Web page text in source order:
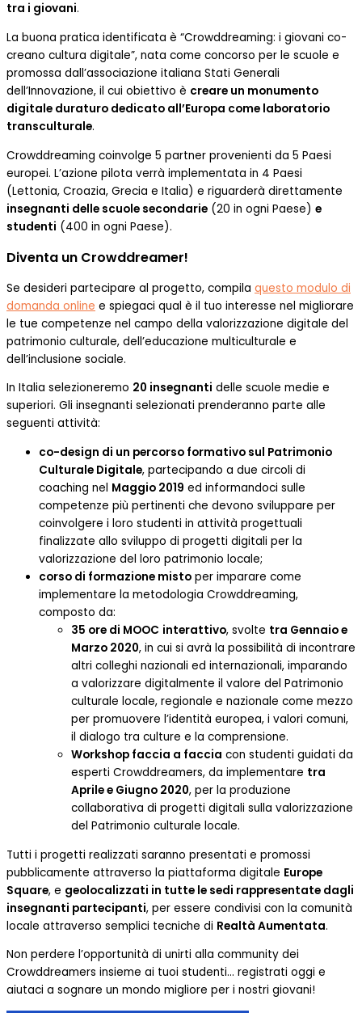
tra i giovani.
La buona pratica identificata è “Crowddreaming: i giovani co-
creano cultura digitale”, nata come concorso per le scuole e
promossa dall’associazione italiana Stati Generali
dell’Innovazione, il cui obiettivo è creare un monumento
digitale duraturo dedicato all’Europa come laboratorio
transculturale.
Crowddreaming coinvolge 5 partner provenienti da 5 Paesi
europei. L’azione pilota verrà implementata in 4 Paesi
(Lettonia, Croazia, Grecia e Italia) e riguarderà direttamente
insegnanti delle scuole secondarie (20 in ogni Paese) e
studenti (400 in ogni Paese).
Diventa un Crowddreamer!
Se desideri partecipare al progetto, compila questo modulo di
domanda online e spiegaci qual è il tuo interesse nel migliorare
le tue competenze nel campo della valorizzazione digitale del
patrimonio culturale, dell’educazione multiculturale e
dell’inclusione sociale.
In Italia selezioneremo 20 insegnanti delle scuole medie e
superiori. Gli insegnanti selezionati prenderanno parte alle
seguenti attività:
co-design di un percorso formativo sul Patrimonio
Culturale Digitale, partecipando a due circoli di
coaching nel Maggio 2019 ed informandoci sulle
competenze più pertinenti che devono sviluppare per
coinvolgere i loro studenti in attività progettuali
finalizzate allo sviluppo di progetti digitali per la
valorizzazione del loro patrimonio locale;
corso di formazione misto per imparare come
implementare la metodologia Crowddreaming,
composto da:
35 ore di MOOC interattivo, svolte tra Gennaio e
Marzo 2020, in cui si avrà la possibilità di incontrare
altri colleghi nazionali ed internazionali, imparando
a valorizzare digitalmente il valore del Patrimonio
culturale locale, regionale e nazionale come mezzo
per promuovere l’identità europea, i valori comuni,
il dialogo tra culture e la comprensione.
Workshop faccia a faccia con studenti guidati da
esperti Crowddreamers, da implementare tra
Aprile e Giugno 2020, per la produzione
collaborativa di progetti digitali sulla valorizzazione
del Patrimonio culturale locale.
Tutti i progetti realizzati saranno presentati e promossi
pubblicamente attraverso la piattaforma digitale Europe
Square, e geolocalizzati in tutte le sedi rappresentate dagli
insegnanti partecipanti, per essere condivisi con la comunità
locale attraverso semplici tecniche di Realtà Aumentata.
Non perdere l’opportunità di unirti alla community dei
Crowddreamers insieme ai tuoi studenti… registrati oggi e
aiutaci a sognare un mondo migliore per i nostri giovani!